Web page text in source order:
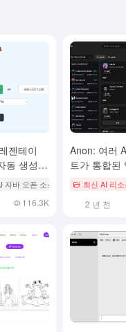
젠테이
동 생성
자바 오픈 소스 프로젝트 # AI 생
116.3K
Anon: 여러
트가 통합된
이미지 생성
최신 AI 리소
2 년 전